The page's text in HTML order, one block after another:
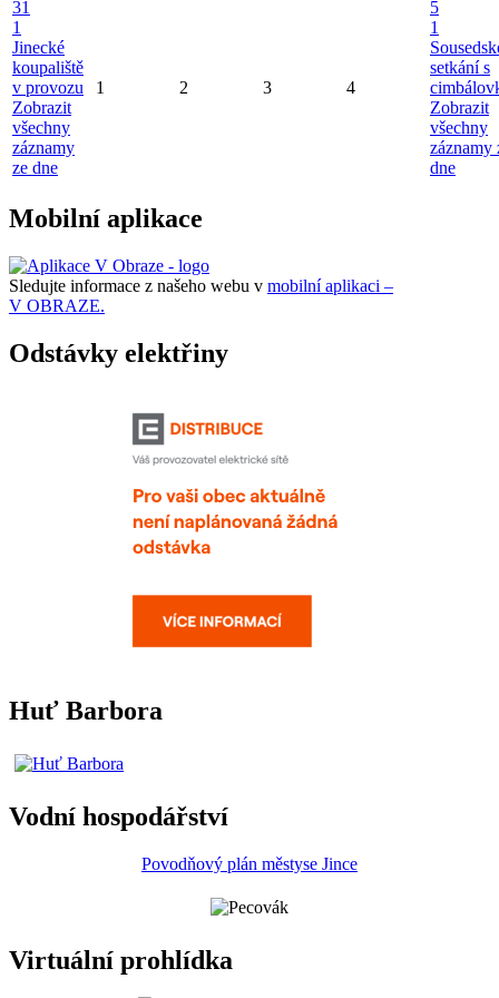
31
1
Jinecké
koupaliště
v provozu
Zobrazit
všechny
záznamy
ze dne
1 2 3 4
5
1
setkání s
Zobrazit
všechny
záznamy
dne
Mobilní aplikace
Sledujte informace z našeho webu v mobilní aplikaci –
V OBRAZE.
Odstávky elektřiny
Huť Barbora
Vodní hospodářství
Povodňový plán městyse Jince
Virtuální prohlídka